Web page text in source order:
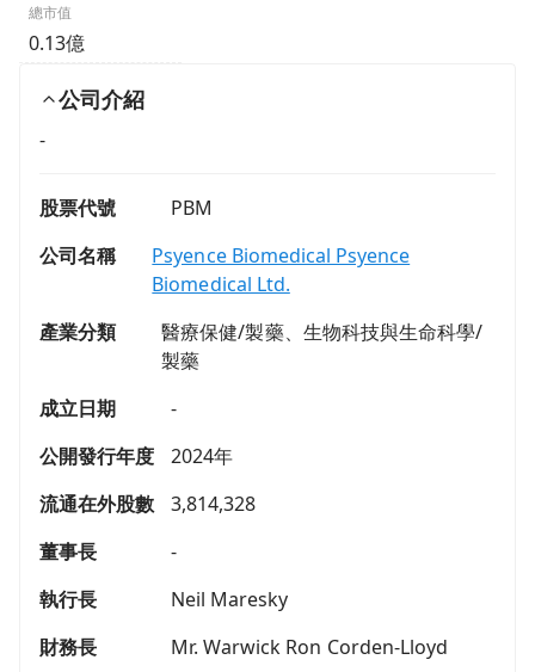
總市值
0.13億
公司介紹
-
股票代號
PBM
公司名稱
Psyence Biomedical Psyence
Biomedical Ltd.
產業分類
醫療保健/製藥、生物科技與生命科學/
製藥
成立日期
-
公開發行年度
2024年
流通在外股數
3,814,328
董事長
-
執行長
Neil Maresky
財務長
Mr. Warwick Ron Corden-Lloyd